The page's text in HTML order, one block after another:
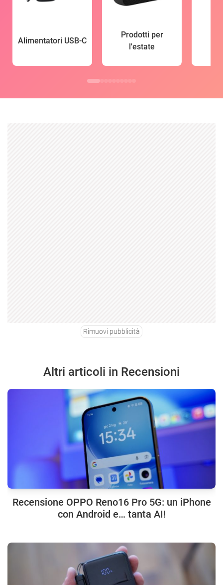
Alimentatori USB-C
Prodotti per
l'estate
Rimuovi pubblicità
Altri articoli in Recensioni
Recensione OPPO Reno16 Pro 5G: un iPhone
con Android e… tanta AI!